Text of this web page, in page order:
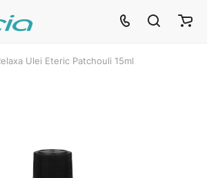
Ulei Eteric Patchouli 15ml